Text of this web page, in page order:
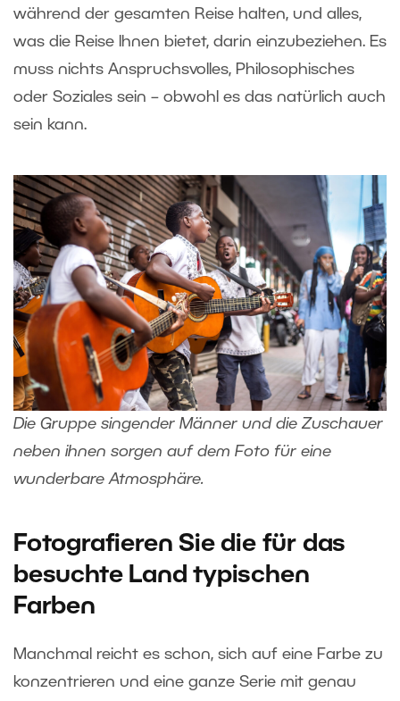
während der gesamten Reise halten, und alles,
was die Reise Ihnen bietet, darin einzubeziehen. Es
muss nichts Anspruchsvolles, Philosophisches
oder Soziales sein – obwohl es das natürlich auch
sein kann.
Die Gruppe singender Männer und die Zuschauer
neben ihnen sorgen auf dem Foto für eine
wunderbare Atmosphäre.
Fotografieren Sie die für das
besuchte Land typischen
Farben
Manchmal reicht es schon, sich auf eine Farbe zu
konzentrieren und eine ganze Serie mit genau